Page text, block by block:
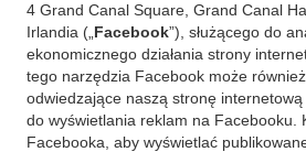
4 Grand Canal Square, Grand Canal
Irlandia („ Facebook”), służącego do
ekonomicznego działania strony
tego narzędzia Facebook może
odwiedzające naszą stronę
do wyświetlania reklam na Facebooku.
Facebooka, aby wyświetlać